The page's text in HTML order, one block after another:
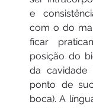
e
com o do
ficar
posição do
da cavidade
ponto de
boca). A